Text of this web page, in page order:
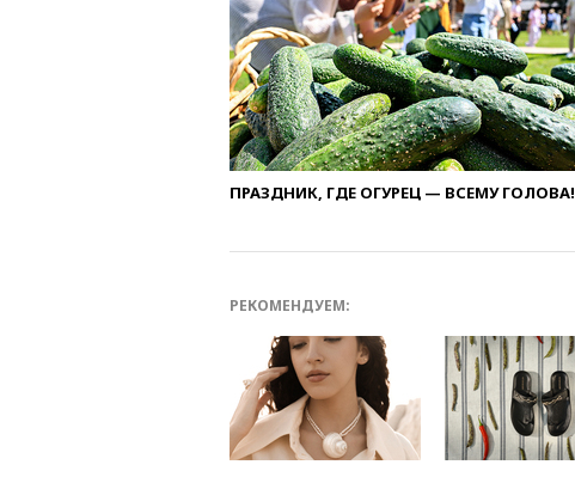
ПРАЗДНИК, ГДЕ ОГУРЕЦ — ВСЕМУ ГОЛОВА!
РЕКОМЕНДУЕМ: